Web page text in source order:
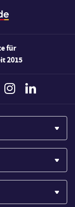
für
2015